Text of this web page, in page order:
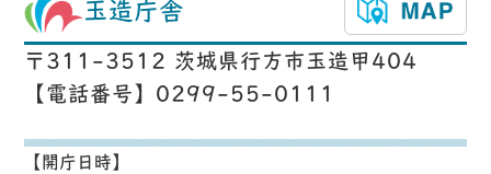
玉造庁舎
〒311-3512 茨城県行方市玉造甲404
【電話番号】0299-55-0111
【開庁日時】